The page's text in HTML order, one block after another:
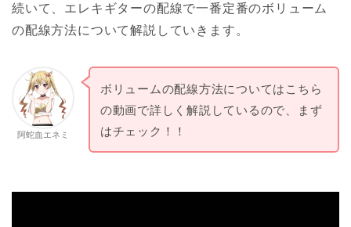
続いて、エレキギターの配線で一番定番のボリューム
の配線方法について解説していきます。
阿蛇血エネミ
ボリュームの配線方法についてはこちら
の動画で詳しく解説しているので、まず
はチェック！！